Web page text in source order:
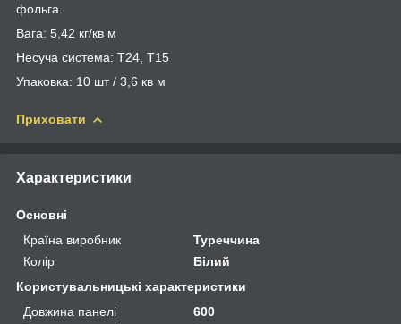
фольга.
Вага: 5,42 кг/кв м
Несуча система: Т24, Т15
Упаковка: 10 шт / 3,6 кв м
Приховати
Характеристики
Основні
Країна виробник
Туреччина
Колір
Білий
Користувальницькі характеристики
Довжина панелі
600